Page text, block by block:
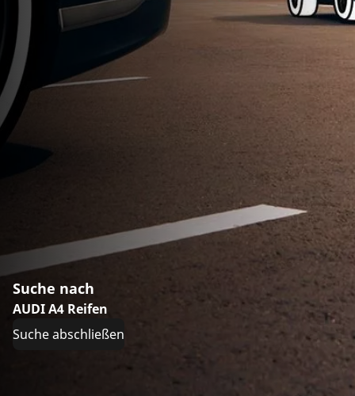
Suche nach
AUDI A4 Reifen
Suche abschließen